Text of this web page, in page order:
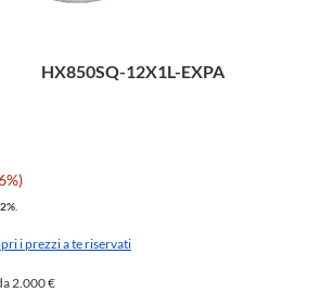
HX850SQ-12X1L-EXPA
i prezzi a te riservati
2.000 €